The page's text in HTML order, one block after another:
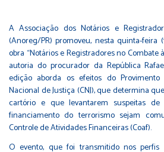
A Associação dos Notários e
(Anoreg/PR) promoveu, nesta quinta-feira
obra “Notários e Registradores no Combate
autoria do procurador da República
edição aborda os efeitos do
Nacional de Justiça (CNJ), que determina
cartório e que levantarem suspeitas
financiamento do terrorismo sejam
Controle de Atividades Financeiras (Coaf).
O evento, que foi transmitido nos